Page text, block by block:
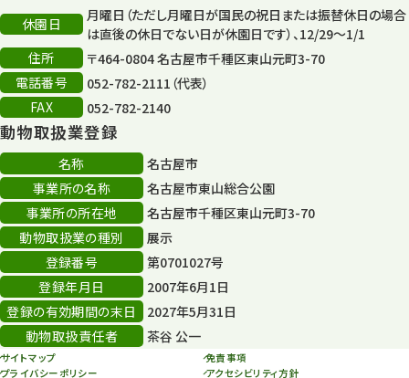
休園日
月曜日（ただし月曜日が国民の祝日または振替休日の場合
は直後の休日でない日が休園日です）、12/29～1/1
住所
〒464-0804 名古屋市千種区東山元町3-70
電話番号
052-782-2111（代表）
FAX
052-782-2140
動物取扱業登録
名称
名古屋市
事業所の名称
名古屋市東山総合公園
事業所の所在地
名古屋市千種区東山元町3-70
動物取扱業の種別
展示
登録番号
第0701027号
登録年月日
2007年6月1日
登録の有効期間の末日
2027年5月31日
動物取扱責任者
茶谷 公一
サイトマップ
免責事項
プライバシーポリシー
アクセシビリティ方針